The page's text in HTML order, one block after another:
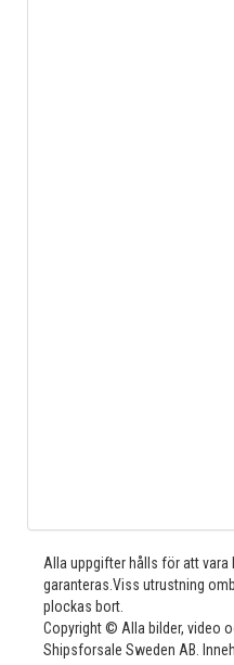
Alla uppgifter hålls för att vara
garanteras.Viss utrustning
plockas bort.
Copyright © Alla bilder, video
Shipsforsale Sweden AB.